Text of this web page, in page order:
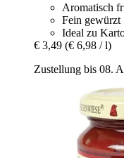
Aromatisch
Fein gewürzt
Ideal zu
€ 3,49 (€ 6,98 / l)
Zustellung bis 08.